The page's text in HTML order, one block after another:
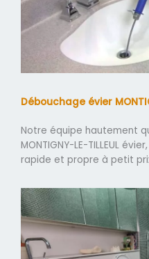
Débouchage évier
Notre équipe hautement
MONTIGNY-LE-TILLEUL
rapide et propre à petit